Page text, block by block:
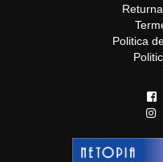
Politica